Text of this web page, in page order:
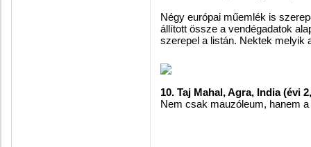
Négy európai műemlék is
állított össze a vendégadatok
szerepel a listán. Nektek melyik
10. Taj Mahal, Agra, India (évi
Nem csak mauzóleum, hanem